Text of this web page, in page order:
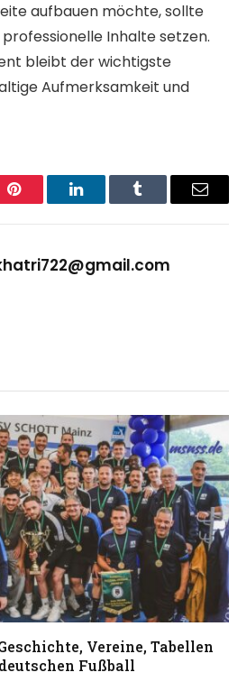
aufbauen möchte, sollte
Inhalte setzen.
bleibt der wichtigste
Aufmerksamkeit und
Pinterest LinkedInTumblr Email
Vereine, Tabellen
Fußball